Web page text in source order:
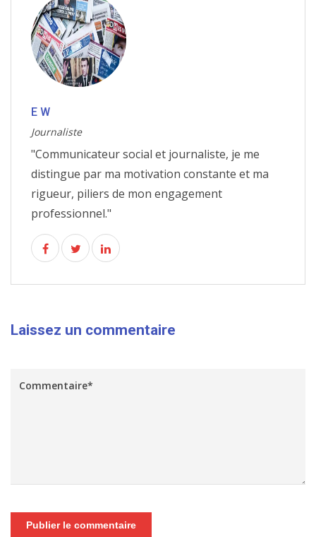
E W
Journaliste
"Communicateur social et journaliste, je me
distingue par ma motivation constante et ma
rigueur, piliers de mon engagement
professionnel."
Laissez un commentaire
Publier le commentaire